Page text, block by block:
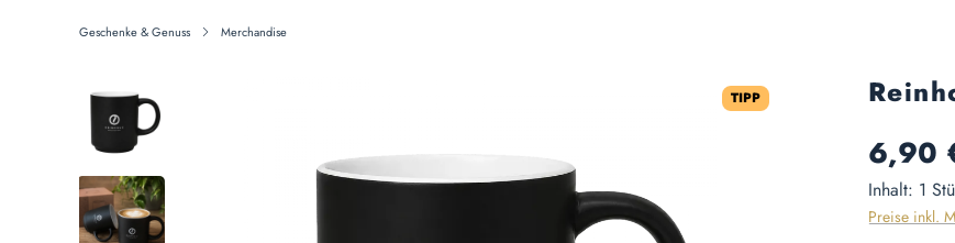
Geschenke & Genuss Merchandise
Bildergalerie überspringen TIPP
Regulärer
6,90
Inhalt: 1
Preise inkl.